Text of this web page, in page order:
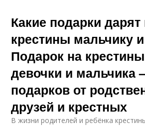
Какие подарки дарят
крестины мальчику
Подарок на
девочки и мальчика
подарков от
друзей и крестных
В жизни родителей и ребёнка